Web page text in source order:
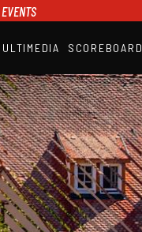
SCOREBOARD